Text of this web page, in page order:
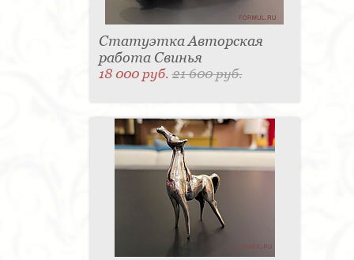
Статуэтка Авторская
работа Свинья
18 000 руб.21 600 руб.